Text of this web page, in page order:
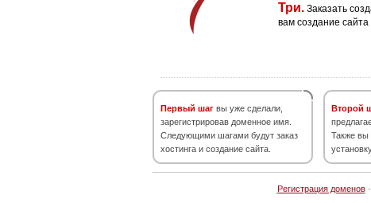
Три. Заказать
вам создание
Первый шаг вы уже сделали,
зарегистрировав доменное имя.
Следующими шагами будут заказ
хостинга и создание сайта.
Второй
Также вы
Регистрация доменов·